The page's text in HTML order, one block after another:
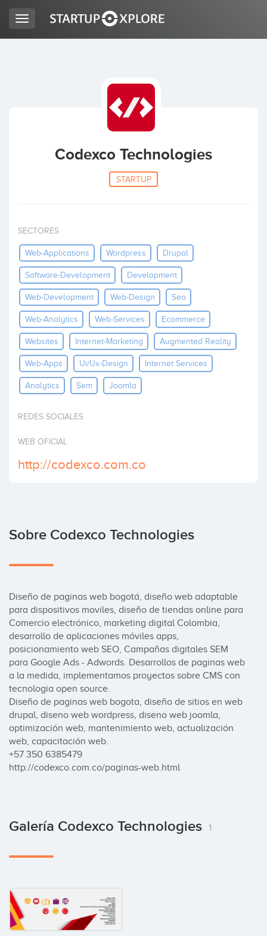
Inicio
Invertir
Toggle
navigation
Codexco Technologies
STARTUP
SECTORES
Web-Applications Wordpress Drupal
Software-Development Development
Web-Development Web-Design Seo
Web-Analytics Web-Services Ecommerce
Websites Internet-Marketing Augmented Reality
Web-Apps Ui/ux-Design Internet Services
Analytics Sem Joomla
REDES SOCIALES
WEB OFICIAL
http://codexco.com.co
Sobre Codexco Technologies
Diseño de paginas web bogotá, diseño web adaptable
para dispositivos moviles, diseño de tiendas online para
Comercio electrónico, marketing digital Colombia,
desarrollo de aplicaciones móviles apps,
posicionamiento web SEO, Campañas digitales SEM
para Google Ads - Adwords. Desarrollos de paginas web
a la medida, implementamos proyectos sobre CMS con
tecnologia open source.
Diseño de paginas web bogota, diseño de sitios en web
drupal, diseno web wordpress, diseno web joomla,
optimización web, mantenimiento web, actualización
web, capacitación web.
+57 350 6385479
http://codexco.com.co/paginas-web.html
Galería Codexco Technologies 1